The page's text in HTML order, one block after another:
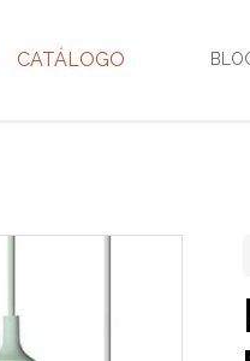
CATÁLOGO